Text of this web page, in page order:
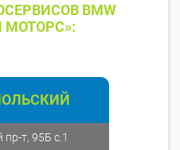
BMW
МОТОРС»:
пр-т, 95Б с.1